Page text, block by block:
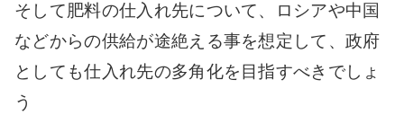
そして肥料の仕入れ先について、ロシアや中国
などからの供給が途絶える事を想定して、政府
としても仕入れ先の多角化を目指すべきでしょ
う